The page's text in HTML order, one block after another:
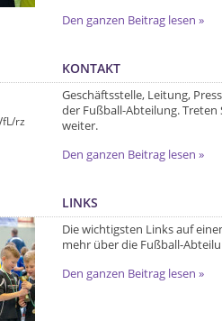
Den ganzen Beitrag lesen »
KONTAKT
Geschäftsstelle, Leitung,
der Fußball-Abteilung.
weiter.
Den ganzen Beitrag lesen »
LINKS
Die wichtigsten Links auf
mehr über die Fußball-
Den ganzen Beitrag lesen »